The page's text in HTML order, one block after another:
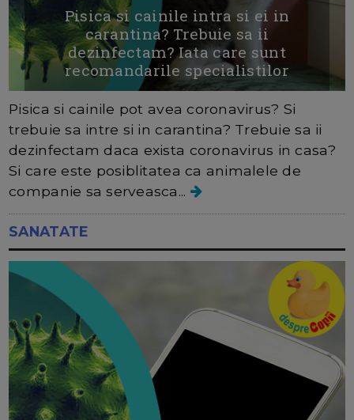
Pisica si cainile intra si ei in
carantina? Trebuie sa ii
dezinfectam? Iata care sunt
recomandarile specialistilor
Pisica si cainile pot avea coronavirus? Si
trebuie sa intre si in carantina? Trebuie sa ii
dezinfectam daca exista coronavirus in casa?
Si care este posiblitatea ca animalele de
companie sa serveasca...
SANATATE